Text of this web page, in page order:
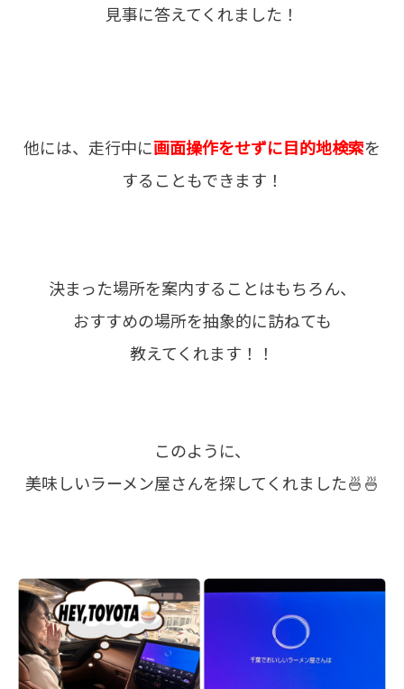
見事に答えてくれました！
他には、走行中に画面操作をせずに目的地検索を
することもできます！
決まった場所を案内することはもちろん、
おすすめの場所を抽象的に訪ねても
教えてくれます！！
このように、
美味しいラーメン屋さんを探してくれました🍜🍜